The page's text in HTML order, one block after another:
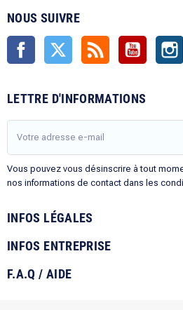
NOUS SUIVRE
Facebook Twitter Rss YouTube
LETTRE D'INFORMATIONS
Vous pouvez vous désinscrire à tout
nos informations de contact dans les
INFOS LÉGALES
INFOS ENTREPRISE
F.A.Q / AIDE